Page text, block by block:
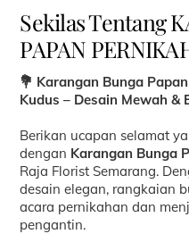
Sekilas Tentang
PAPAN
💐 Karangan Bunga
Kudus – Desain Mewah &
Berikan ucapan selamat
dengan Karangan Bunga
Raja Florist Semarang.
desain elegan, rangkaian
acara pernikahan dan
pengantin.